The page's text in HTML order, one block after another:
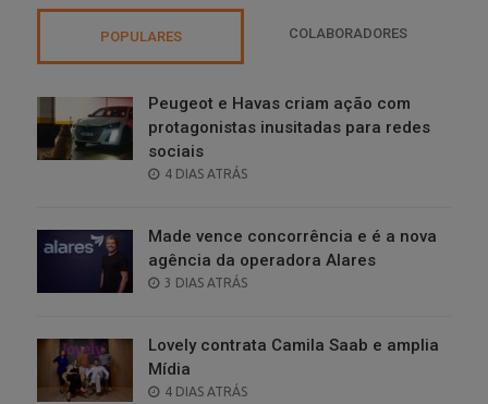
POPULARES COLABORADORES
Peugeot e Havas criam ação com
protagonistas inusitadas para redes
sociais
POSTED
4 DIAS ATRÁS
Made vence concorrência e é a nova
agência da operadora Alares
POSTED
3 DIAS ATRÁS
Lovely contrata Camila Saab e amplia
Mídia
POSTED
4 DIAS ATRÁS